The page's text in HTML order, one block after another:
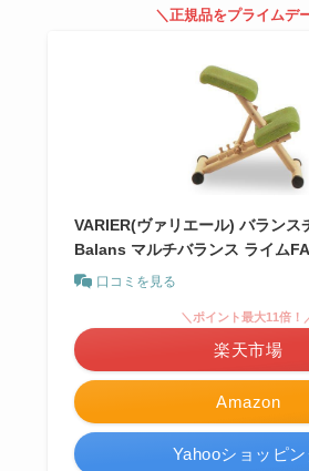
＼正規品をプライムデ
VARIER(ヴァリエール) バランス
Balans マルチバランス ライム
口コミを見る
Amazon
＼ポイント最大11倍！
楽天市場
Yahooショッピ